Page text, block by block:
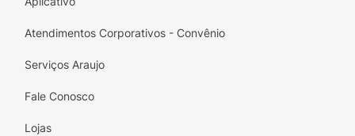
Atendimentos Corporativos - Convênio
Serviços Araujo
Fale Conosco
Lojas